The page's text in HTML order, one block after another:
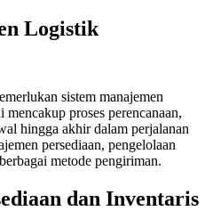
Logistik
sistem manajemen
proses perencanaan,
hingga akhir dalam perjalanan
persediaan, pengelolaan
metode pengiriman.
dan Inventaris